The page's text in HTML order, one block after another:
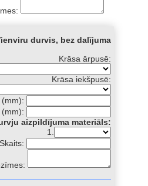
durvis, bez dalījuma
Krāsa ārpusē:
Krāsa iekšpusē:
(mm):
aizpildījuma materiāls:
1.
Skaits: